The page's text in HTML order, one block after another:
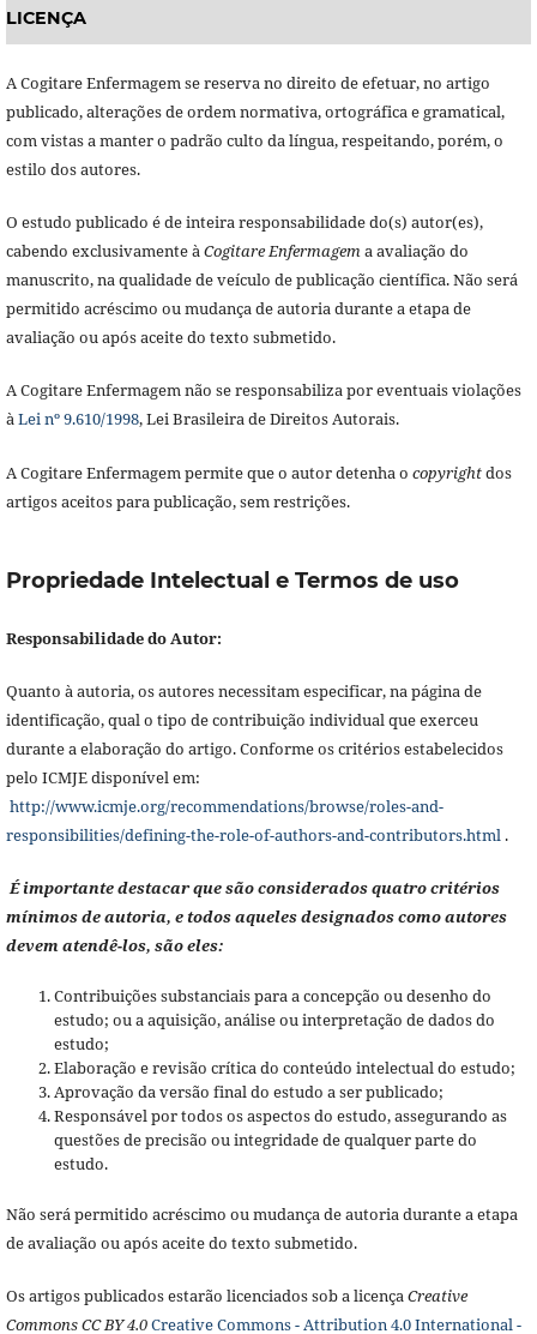
LICENÇA
A Cogitare Enfermagem se reserva no direito de efetuar, no artigo
publicado, alterações de ordem normativa, ortográfica e gramatical,
com vistas a manter o padrão culto da língua, respeitando, porém, o
estilo dos autores.
O estudo publicado é de inteira responsabilidade do(s) autor(es),
cabendo exclusivamente àCogitare Enfermagema avaliação do
manuscrito, na qualidade de veículo de publicação científica. Não será
permitido acréscimo ou mudança de autoria durante a etapa de
avaliação ou após aceite do texto submetido.
A Cogitare Enfermagem não se responsabiliza por eventuais violações
àLei nº 9.610/1998, Lei Brasileira de Direitos Autorais.
A Cogitare Enfermagem permite que o autor detenha o copyrightdos
artigos aceitos para publicação, sem restrições.
Propriedade Intelectual e Termos de uso
Responsabilidade do Autor:
Quanto à autoria, os autores necessitam especificar, na página de
identificação, qual o tipo de contribuição individual que exerceu
durante a elaboração do artigo. Conforme os critérios estabelecidos
pelo ICMJE disponível em:
http://www.icmje.org/recommendations/browse/roles-and-
responsibilities/defining-the-role-of-authors-and-contributors.html .
É importante destacar que são considerados quatro critérios
mínimos de autoria, e todos aqueles designados como autores
devem atendê-los, são eles:
Contribuições substanciais para a concepção ou desenho do
estudo; ou a aquisição, análise ou interpretação de dados do
estudo;
Elaboração e revisão crítica do conteúdo intelectual do estudo;
Aprovação da versão final do estudo a ser publicado;
Responsável por todos os aspectos do estudo, assegurando as
questões de precisão ou integridade de qualquer parte do
estudo.
Não será permitido acréscimo ou mudança de autoria durante a etapa
de avaliação ou após aceite do texto submetido.
Os artigos publicados estarão licenciados sob a licença Creative
Commons CC BY 4.0Creative Commons - Attribution 4.0 International -